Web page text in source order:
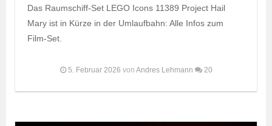
Das Raumschiff-Set LEGO Icons 11389 Project Hail
Mary ist in Kürze in der Umlaufbahn: Alle Infos zum
Film-Set.
5. Februar 2026 von Andres Lehmann 20